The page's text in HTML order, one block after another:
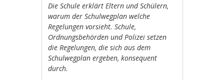
Die Schule erklärt Eltern und Schülern,
warum der Schulwegplan welche
Regelungen vorsieht. Schule,
Ordnungsbehörden und Polizei setzen
die Regelungen, die sich aus dem
Schulwegplan ergeben, konsequent
durch.